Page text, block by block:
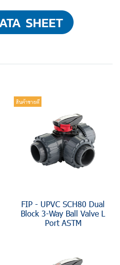
สินค้าขายดี
FIP - UPVC SCH80 Dual
Block 3-Way Ball Valve L
Port ASTM